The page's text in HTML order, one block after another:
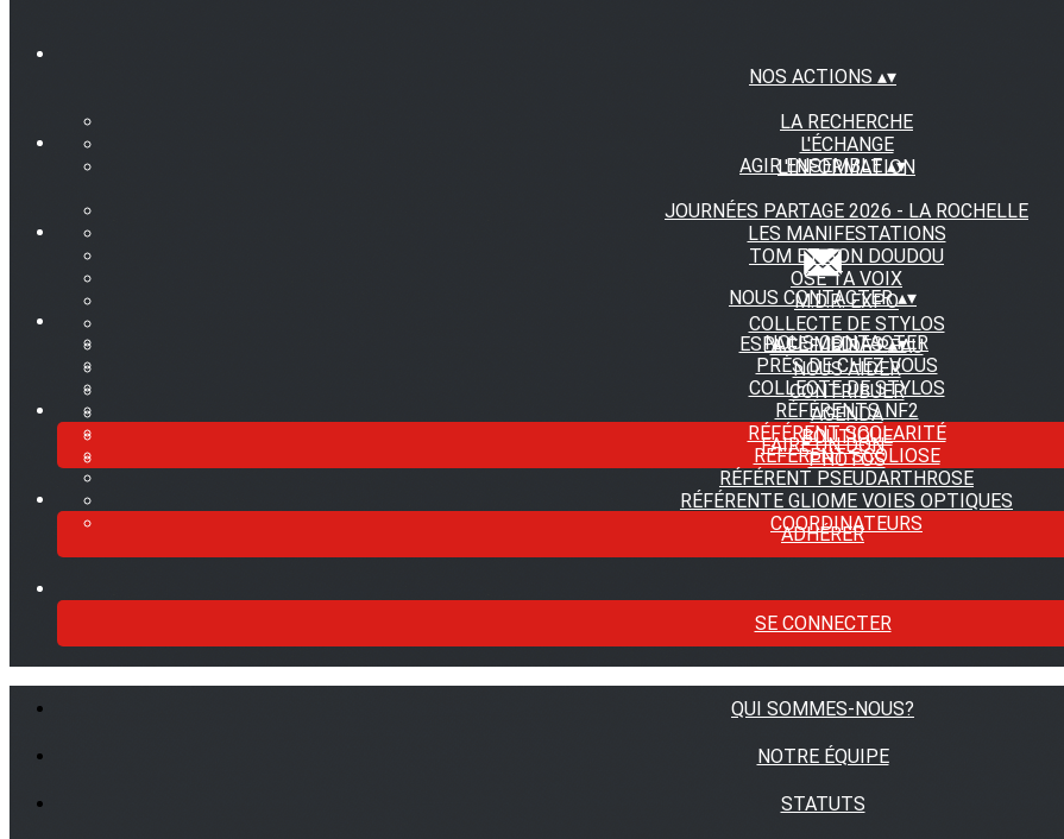
NOS ACTIONS ▴▾
LA RECHERCHE
L'ÉCHANGE
L'INFORMATION
AGIR ENSEMBLE▴▾
JOURNÉES PARTAGE 2026 - LA ROCHELLE
LES MANIFESTATIONS
TOM ET SON DOUDOU
OSE TA VOIX
M.D.R. EXPO
COLLECTE DE STYLOS
A FLEUR DE PEAU
NOUS AIDER
CONTRIBUER
AGENDA
BOUTIQUE
PHOTOS
NOUS CONTACTER▴▾
NOUS CONTACTER
PRÈS DE CHEZ VOUS
COLLECTE DE STYLOS
RÉFÉRENTS NF2
RÉFÉRENT SCOLARITÉ
RÉFÉRENT SCOLIOSE
RÉFÉRENT PSEUDARTHROSE
RÉFÉRENTE GLIOME VOIES OPTIQUES
COORDINATEURS
ESPACE MEDIAS▴▾
FAIRE UN DON
ADHÉRER
SE CONNECTER
QUI SOMMES-NOUS?
NOTRE ÉQUIPE
STATUTS